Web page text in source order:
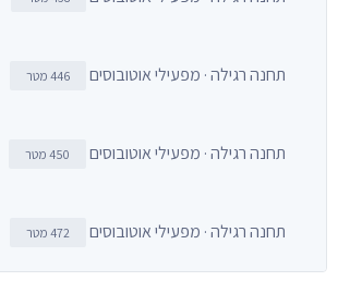
תחנה רגילה · מפעילי אוטובוסים 446 מטר
תחנה רגילה · מפעילי אוטובוסים 450 מטר
תחנה רגילה · מפעילי אוטובוסים 472 מטר